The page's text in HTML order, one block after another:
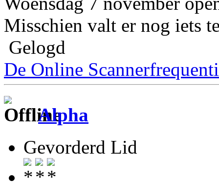
Misschien valt er nog iets
Gelogd
De Online
Alpha
Gevorderd Lid